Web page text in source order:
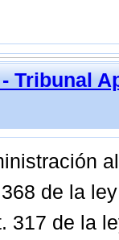
Tribunal
de la
317 de la